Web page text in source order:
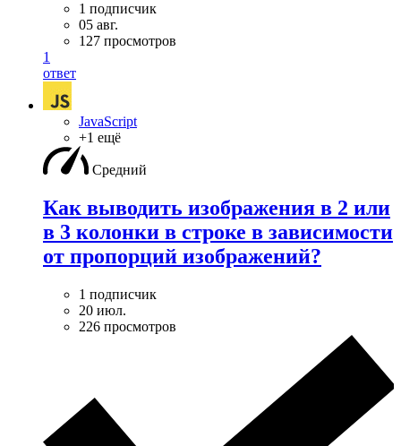
1 подписчик
05 авг.
127 просмотров
1
ответ
JavaScript
+1 ещё
Средний
Как выводить изображения в 2 или
в 3 колонки в строке в зависимости
от пропорций изображений?
1 подписчик
20 июл.
226 просмотров